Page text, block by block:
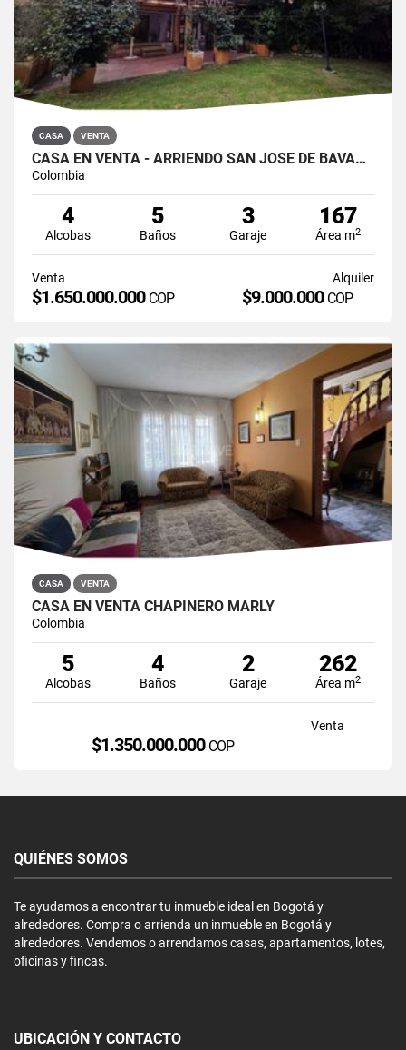
CASA VENTA
CASA EN VENTA - ARRIENDO SAN JOSÉ DE BAVARIA
Colombia
4
Alcobas
5
Baños
3
Garaje
167
Área m2
Venta
$1.650.000.000 COP
Alquiler
$9.000.000 COP
CASA VENTA
CASA EN VENTA CHAPINERO MARLY
Colombia
5
Alcobas
4
Baños
2
Garaje
262
Área m2
Venta
$1.350.000.000 COP
QUIÉNES SOMOS
Te ayudamos a encontrar tu inmueble ideal en Bogotá y
alrededores. Compra o arrienda un inmueble en Bogotá y
alrededores. Vendemos o arrendamos casas, apartamentos, lotes,
oficinas y fincas.
UBICACIÓN Y CONTACTO